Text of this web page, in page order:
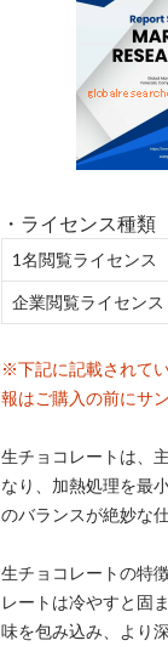
・ライセンス種類
1名閲覧ライセンス
企業閲覧ライセンス
※下記に記載されて
報はご購入の前にサ
生チョコレートは、
なり、加熱処理を最
のバランスが絶妙な
生チョコレートの特
レートは冷やすと固
味を包み込み、より